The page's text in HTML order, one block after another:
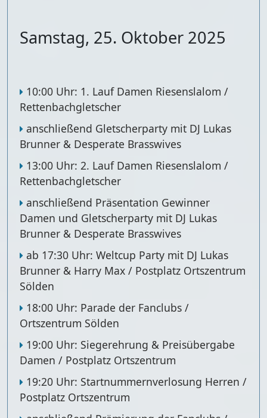
Samstag, 25. Oktober 2025
10:00 Uhr: 1. Lauf Damen Riesenslalom /
Rettenbachgletscher
anschließend Gletscherparty mit DJ Lukas
Brunner & Desperate Brasswives
13:00 Uhr: 2. Lauf Damen Riesenslalom /
Rettenbachgletscher
anschließend Präsentation Gewinner
Damen und Gletscherparty mit DJ Lukas
Brunner & Desperate Brasswives
ab 17:30 Uhr: Weltcup Party mit DJ Lukas
Brunner & Harry Max / Postplatz Ortszentrum
Sölden
18:00 Uhr: Parade der Fanclubs /
Ortszentrum Sölden
19:00 Uhr: Siegerehrung & Preisübergabe
Damen / Postplatz Ortszentrum
19:20 Uhr: Startnummernverlosung Herren /
Postplatz Ortszentrum